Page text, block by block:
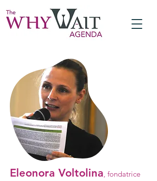
Eleonora Voltolina, fondatrice